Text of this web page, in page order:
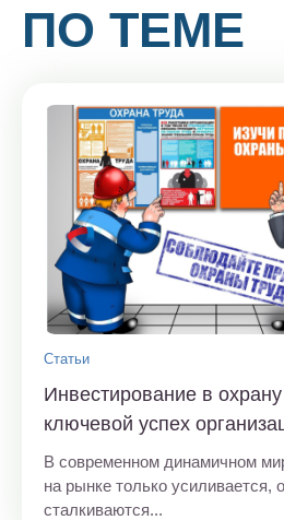
ПО ТЕМЕ
Статьи
Инвестирование в
ключевой успех
В современном динамичном
на рынке только усиливается,
сталкиваются...